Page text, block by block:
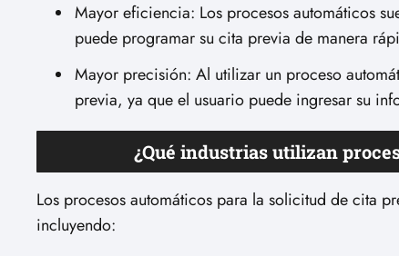
Mayor eficiencia: Los procesos automáticos
puede programar su cita previa de manera
Mayor precisión: Al utilizar un proceso
previa, ya que el usuario puede ingresar su
¿Qué industrias utilizan
Los procesos automáticos para la solicitud de cita
incluyendo: